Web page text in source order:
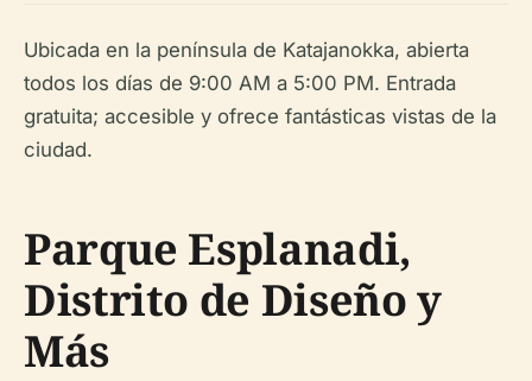
Ubicada en la península de Katajanokka, abierta
todos los días de 9:00 AM a 5:00 PM. Entrada
gratuita; accesible y ofrece fantásticas vistas de la
ciudad.
Parque Esplanadi,
Distrito de Diseño y
Más